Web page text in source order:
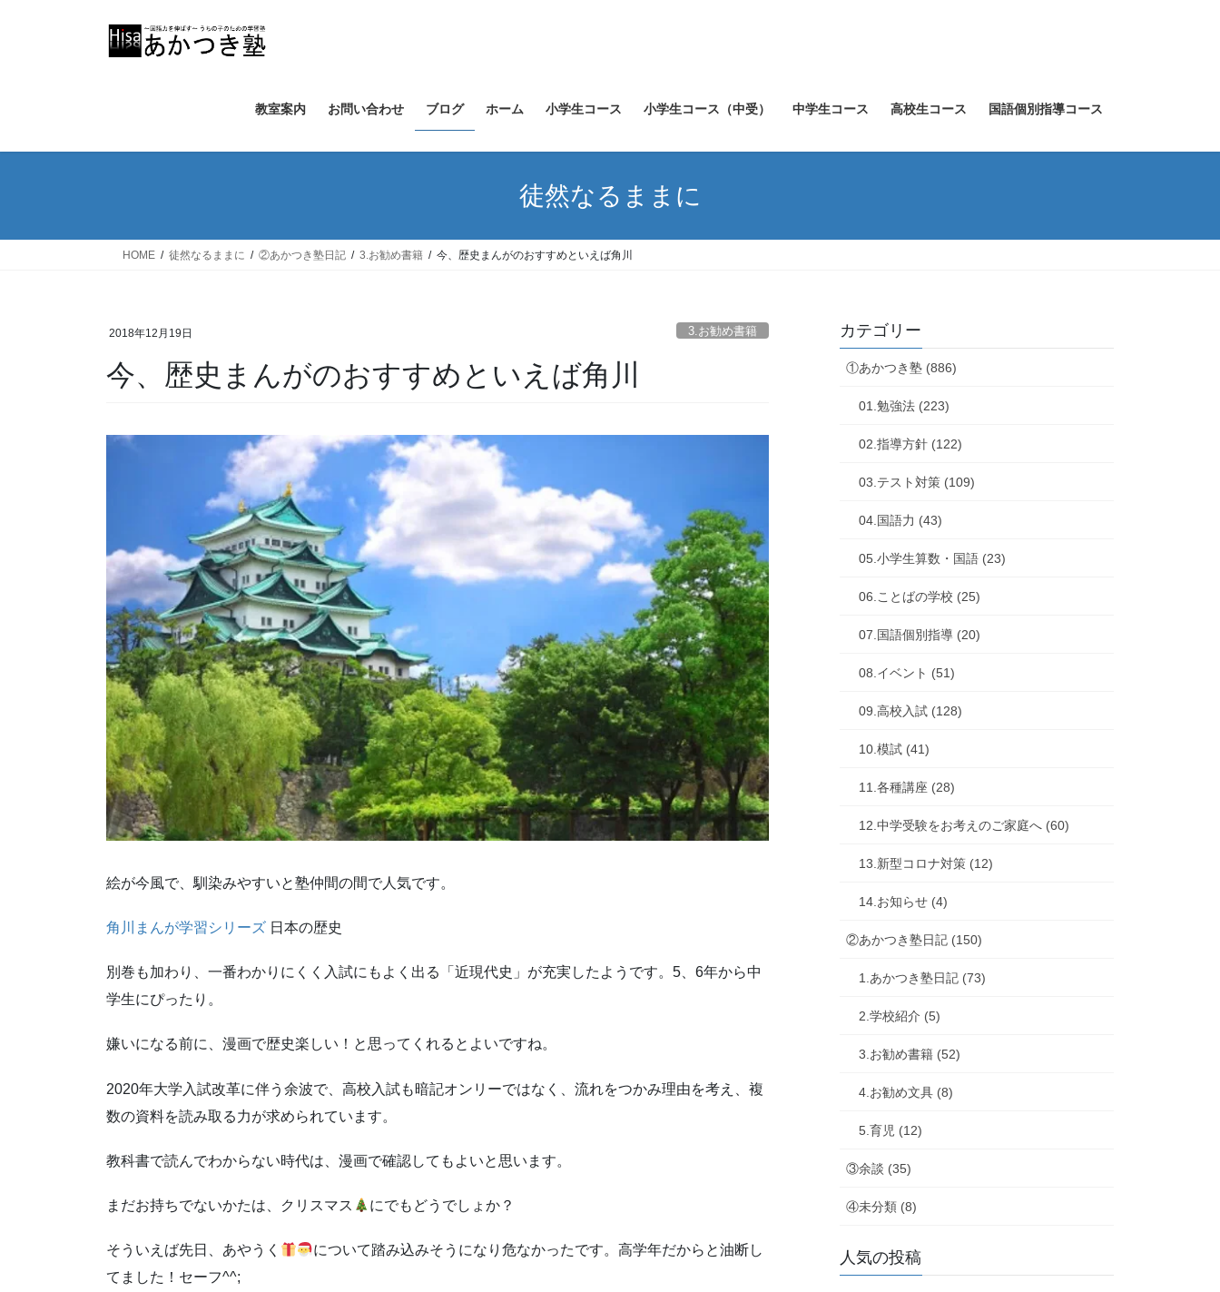
教室案内 お問い合わせ ブログ ホーム 小学生コース 小学生コース（中受） 中学生コース 高校生コース 国語個別指導コース
徒然なるままに
HOME 徒然なるままに ②あかつき塾日記 3.お勧め書籍 今、歴史まんがのおすすめといえば角川
2018年12月19日 3.お勧め書籍
今、歴史まんがのおすすめといえば角川
絵が今風で、馴染みやすいと塾仲間の間で人気です。
角川まんが学習シリーズ 日本の歴史
別巻も加わり、一番わかりにくく入試にもよく出る「近現代史」が充実したようです。5、6年から中
学生にぴったり。
嫌いになる前に、漫画で歴史楽しい！と思ってくれるとよいですね。
2020年大学入試改革に伴う余波で、高校入試も暗記オンリーではなく、流れをつかみ理由を考え、複
数の資料を読み取る力が求められています。
教科書で読んでわからない時代は、漫画で確認してもよいと思います。
まだお持ちでないかたは、クリスマス にでもどうでしょか？
そういえば先日、あやうく
について踏み込みそうになり危なかったです。高学年だからと油断し
てました！セーフ^^;
カテゴリー
①あかつき塾 (886)
01.勉強法 (223)
02.指導方針 (122)
03.テスト対策 (109)
04.国語力 (43)
05.小学生算数・国語 (23)
06.ことばの学校 (25)
07.国語個別指導 (20)
08.イベント (51)
09.高校入試 (128)
10.模試 (41)
11.各種講座 (28)
12.中学受験をお考えのご家庭へ (60)
13.新型コロナ対策 (12)
14.お知らせ (4)
②あかつき塾日記 (150)
1.あかつき塾日記 (73)
2.学校紹介 (5)
3.お勧め書籍 (52)
4.お勧め文具 (8)
5.育児 (12)
③余談 (35)
④未分類 (8)
人気の投稿